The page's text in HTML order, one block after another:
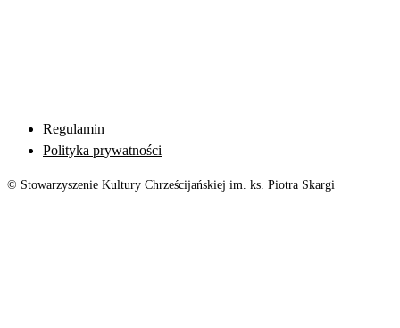
Regulamin
Polityka prywatności
© Stowarzyszenie Kultury Chrześcijańskiej im. ks. Piotra Skargi